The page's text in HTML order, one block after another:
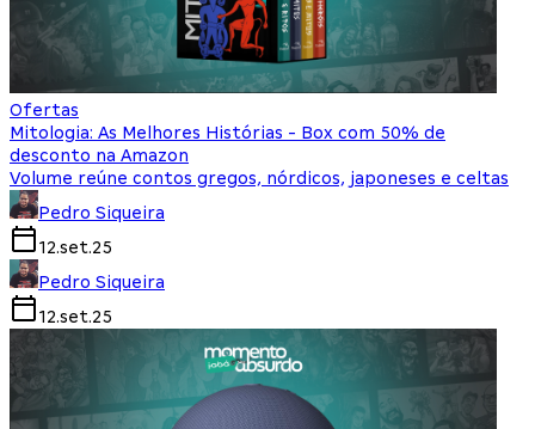
Ofertas
Mitologia: As Melhores Histórias - Box com 50% de
desconto na Amazon
Volume reúne contos gregos, nórdicos, japoneses e celtas
Pedro Siqueira
12.set.25
Pedro Siqueira
12.set.25